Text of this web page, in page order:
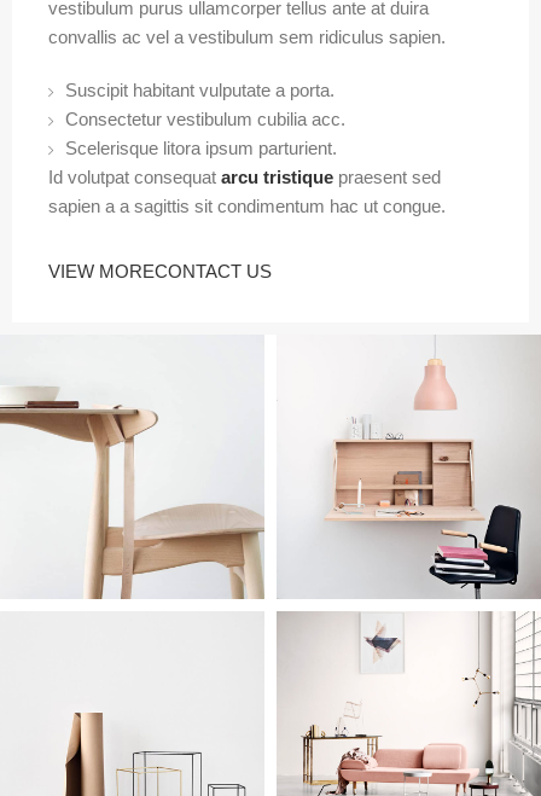
vestibulum purus ullamcorper tellus ante at duira
convallis ac vel a vestibulum sem ridiculus sapien.
Suscipit habitant vulputate a porta.
Consectetur vestibulum cubilia acc.
Scelerisque litora ipsum parturient.
Id volutpat consequat arcu tristique praesent sed
sapien a a sagittis sit condimentum hac ut congue.
VIEW MORECONTACT US